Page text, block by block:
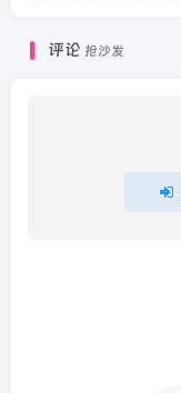
评论 抢沙发